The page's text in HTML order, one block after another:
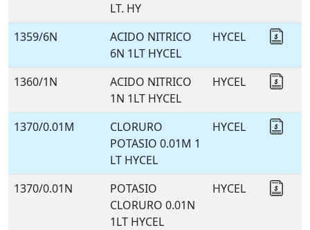
LT. HY
1359/6N
ACIDO NITRICO
6N 1LT HYCEL
HYCEL
1360/1N
ACIDO NITRICO
1N 1LT HYCEL
HYCEL
1370/0.01M
CLORURO
POTASIO 0.01M 1
LT HYCEL
HYCEL
1370/0.01N
POTASIO
CLORURO 0.01N
1LT HYCEL
HYCEL